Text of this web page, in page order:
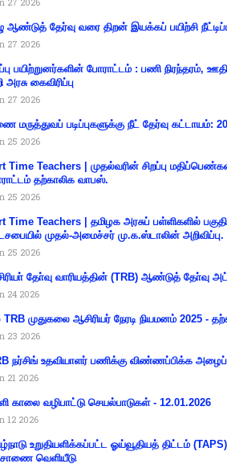
ஆண்டுத் தேர்வு வரை திறன் இயக்கப் பயிற்சி
27 2026
பயிற்றுனர்களின் போராட்டம் : பணி நிரந்தரம்,
அரசு கைவிரிப்பு
27 2026
மருத்துவப் படிப்புகளுக்கு நீட் தேர்வு
25 2026
Time Teachers | முதல்வரின் சிறப்பு மதிப்பெண்கள்
தற்காலிக வாபஸ்.
25 2026
Time Teachers | தமிழக அரசுப் பள்ளிகளில்
முதல்-அமைச்சர் மு.க.ஸ்டாலின் அறிவிப்பு.
25 2026
தோ்வு வாரியத்தின் (TRB) ஆண்டுத் தோ்வு
24 2026
TRB முதுகலை ஆசிரியர் நேரடி நியமனம் 2025 -
23 2026
நர்சிங் உதவியாளர் பணிக்கு விண்ணப்பிக்க
21 2026
காலை வழிபாட்டு செயல்பாடுகள் - 12.01.2026
12 2026
உறுதியளிக்கப்பட்ட ஓய்வூதியத் திட்டம்
வெளியீடு